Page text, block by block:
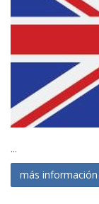
...
más información